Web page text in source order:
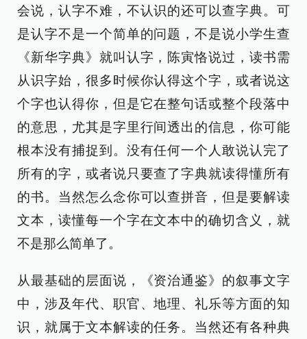
会说，认字不难，不认识的还可以查字典。可
是认字不是一个简单的问题，不是说小学生查
《新华字典》就叫认字，陈寅恪说过，读书需
从识字始，很多时候你认得这个字，或者说这
个字也认得你，但是它在整句话或整个段落中
的意思，尤其是字里行间透出的信息，你可能
根本没有捕捉到。没有任何一个人敢说认完了
所有的字，或者说只要查了字典就读得懂所有
的书。当然怎么念你可以查拼音，但是要解读
文本，读懂每一个字在文本中的确切含义，就
不是那么简单了。
从最基础的层面说，《资治通鉴》的叙事文字
中，涉及年代、职官、地理、礼乐等方面的知
识，就属于文本解读的任务。当然还有各种典